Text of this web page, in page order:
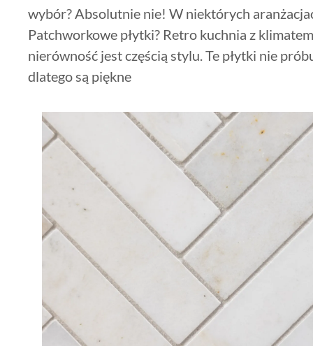
wybór? Absolutnie nie! W niektórych
Patchworkowe płytki? Retro kuchnia z
nierówność jest częścią stylu. Te płytki nie
dlatego są piękne